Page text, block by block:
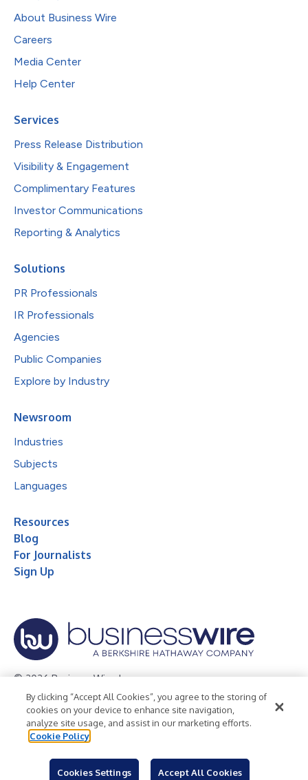
About Business Wire
Careers
Media Center
Help Center
Services
Press Release Distribution
Visibility & Engagement
Complimentary Features
Investor Communications
Reporting & Analytics
Solutions
PR Professionals
IR Professionals
Agencies
Public Companies
Explore by Industry
Newsroom
Industries
Subjects
Languages
Resources
Blog
For Journalists
Sign Up
© 2026 Business Wire, Inc.
Privacy Policy Cookie Policy
Accessibility Statement
Terms of Use
Legal
By clicking “Accept All Cookies”, you agree to the storing of
cookies on your device to enhance site navigation,
analyze site usage, and assist in our marketing efforts.
Cookie Policy
Cookies Settings Accept All Cookies